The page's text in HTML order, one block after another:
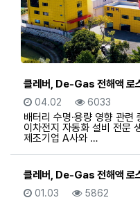
클레버, De-Gas 전해액 로
등록일
04.02 조회
6033
배터리 수명·용량 영향 관련
이차전지 자동화 설비 전문
제조기업 A사와 …
클레버, De-Gas 전해액 로
등록일
01.03 조회
5862